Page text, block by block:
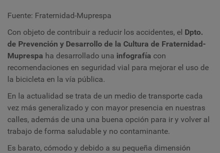
Fuente: Fraternidad-Muprespa
Con objeto de contribuir a reducir los accidentes, el Dpto.
de Prevención y Desarrollo de la Cultura de Fraternidad-
Muprespa ha desarrollado una infografía con
recomendaciones en seguridad vial para mejorar el uso de
la bicicleta en la vía pública.
En la actualidad se trata de un medio de transporte cada
vez más generalizado y con mayor presencia en nuestras
calles, además de una una buena opción para ir y volver al
trabajo de forma saludable y no contaminante.
Es barato, cómodo y debido a su pequeña dimensión